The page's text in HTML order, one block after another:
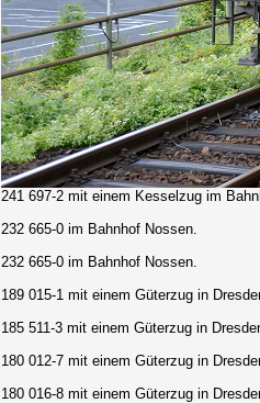
241 697-2 mit einem Kesselzug im
232 665-0 im Bahnhof Nossen.
232 665-0 im Bahnhof Nossen.
189 015-1 mit einem Güterzug in
185 511-3 mit einem Güterzug in
180 012-7 mit einem Güterzug in
180 016-8 mit einem Güterzug in